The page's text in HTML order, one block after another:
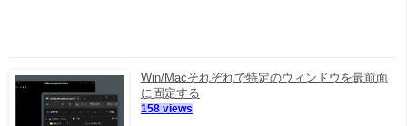
Win/Macそれぞれで特定のウィンドウを最前面
に固定する
158 views